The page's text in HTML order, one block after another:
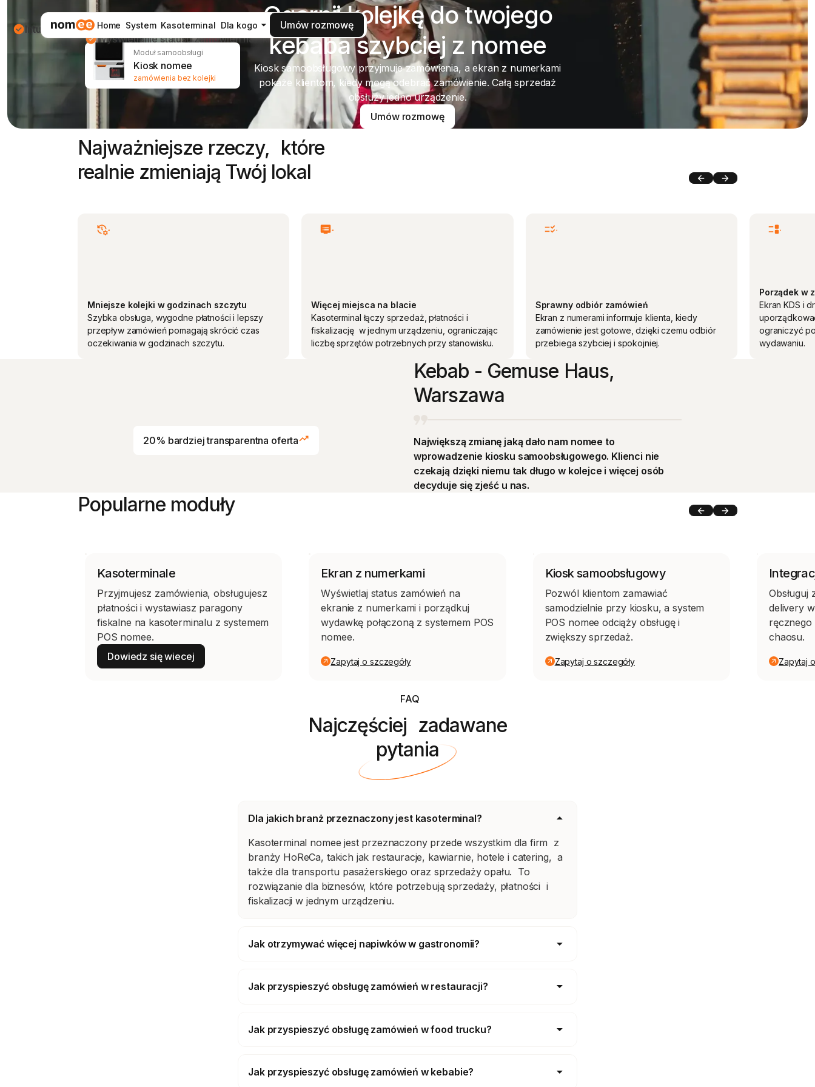
Home System Kasoterminal Dla kogo
Umów rozmowę
Umów rozmowę
Ogarnij kolejkę do twojego
kebaba szybciej z nomee
Kiosk samoobsługowy przyjmuje zamówienia, a ekran z numerkami
pokaże klientom, kiedy mogą odebrać zamówienie. Całą sprzedaż
obsłuży jedno urządzenie.
Umów rozmowę
Umów rozmowę
Moduł samoobsługi
Kiosk nomee
zamówienia bez kolejki
Intuicyjny system numerkowy
Wyświetlanie statusu zamówień na ekranie
Najważniejsze rzeczy, które
realnie zmieniają Twój lokal
NextNext
Mniejsze kolejki w godzinach szczytu
Szybka obsługa, wygodne płatności i lepszy
przepływ zamówień pomagają skrócić czas
oczekiwania w godzinach szczytu.
Więcej miejsca na blacie
Kasoterminal łączy sprzedaż, płatności i
fiskalizację w jednym urządzeniu, ograniczając
liczbę sprzętów potrzebnych przy stanowisku.
Sprawny odbiór zamówień
Ekran z numerami informuje klienta, kiedy
zamówienie jest gotowe, dzięki czemu odbiór
przebiega szybciej i spokojniej.
Porządek w
Ekran KDS i
ograniczyć
wydawaniu.
50% szybciej schodzące kolejki
20% bardziej transparentna oferta
Kebab - Gemuse Haus,
Warszawa
Największą zmianę jaką dało nam nomee to
wprowadzenie kiosku samoobsługowego. Klienci nie
czekają dzięki niemu tak długo w kolejce i więcej osób
decyduje się zjeść u nas.
Popularne moduły
NextNext
Kasoterminale
Przyjmujesz zamówienia, obsługujesz
płatności i wystawiasz paragony
fiskalne na kasoterminalu z systemem
POS nomee.
Dowiedz się wiecej
Dowiedz się wiecej
Ekran z numerkami
Wyświetlaj status zamówień na
ekranie z numerkami i porządkuj
wydawkę połączoną z systemem POS
nomee.
Zapytaj o szczegóły
Kiosk samoobsługowy
Pozwól klientom zamawiać
samodzielnie przy kiosku, a system
POS nomee odciąży obsługę i
zwiększy sprzedaż.
Zapytaj o szczegóły
Obsługuj
delivery
ręcznego
chaosu.
Zapytaj
FAQ
Najczęściej zadawane
pytania
Dla jakich branż przeznaczony jest kasoterminal?
Kasoterminal nomee jest przeznaczony przede wszystkim dla firm z
branży HoReCa, takich jak restauracje, kawiarnie, hotele i catering, a
także dla transportu pasażerskiego oraz sprzedaży opału. To
rozwiązanie dla biznesów, które potrzebują sprzedaży, płatności i
fiskalizacji w jednym urządzeniu.
Jak otrzymywać więcej napiwków w gastronomii?
Jak przyspieszyć obsługę zamówień w restauracji?
Jak przyspieszyć obsługę zamówień w food trucku?
Jak przyspieszyć obsługę zamówień w kebabie?